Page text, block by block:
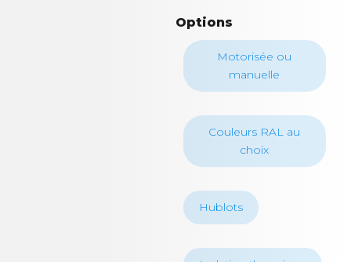
Options
Motorisée ou
manuelle
Couleurs RAL au
choix
Hublots